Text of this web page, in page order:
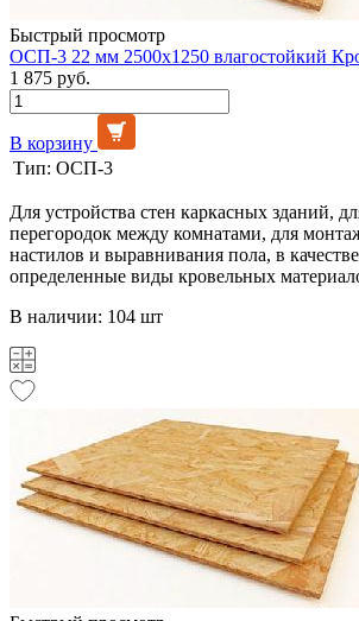
Быстрый просмотр
ОСП-3 22 мм 2500х1250 влагостойкий
1 875 руб.
В корзину
Тип: ОСП-3
Для устройства стен каркасных зданий,
перегородок между комнатами, для
настилов и выравнивания пола, в
определенные виды кровельных
В наличии: 104 шт